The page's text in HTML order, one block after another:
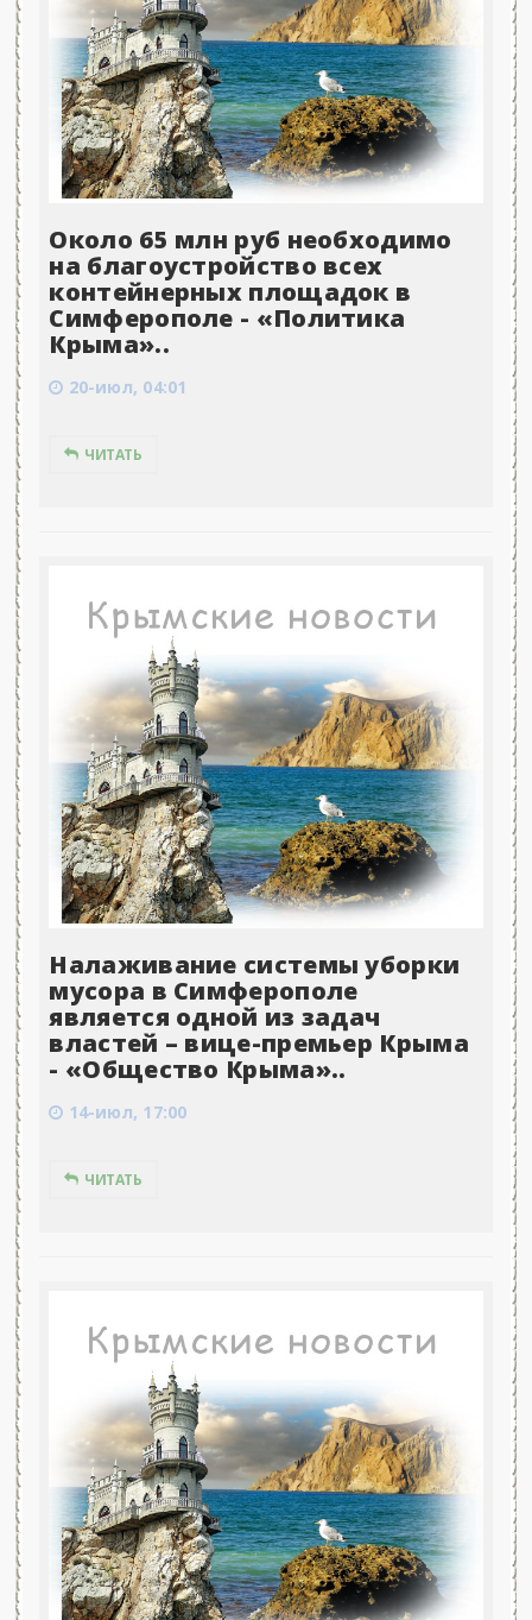
Около 65 млн руб необходимо
на благоустройство всех
контейнерных площадок в
Симферополе - «Политика
Крыма»..
20-июл, 04:01
ЧИТАТЬ
Налаживание системы уборки
мусора в Симферополе
является одной из задач
властей – вице-премьер Крыма
- «Общество Крыма»..
14-июл, 17:00
ЧИТАТЬ